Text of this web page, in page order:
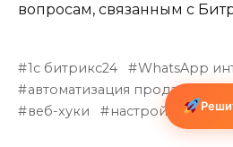
вопросам, связанным с
1с битрикс24
WhatsApp
автоматизация продаж
веб-хуки
настройка CRM